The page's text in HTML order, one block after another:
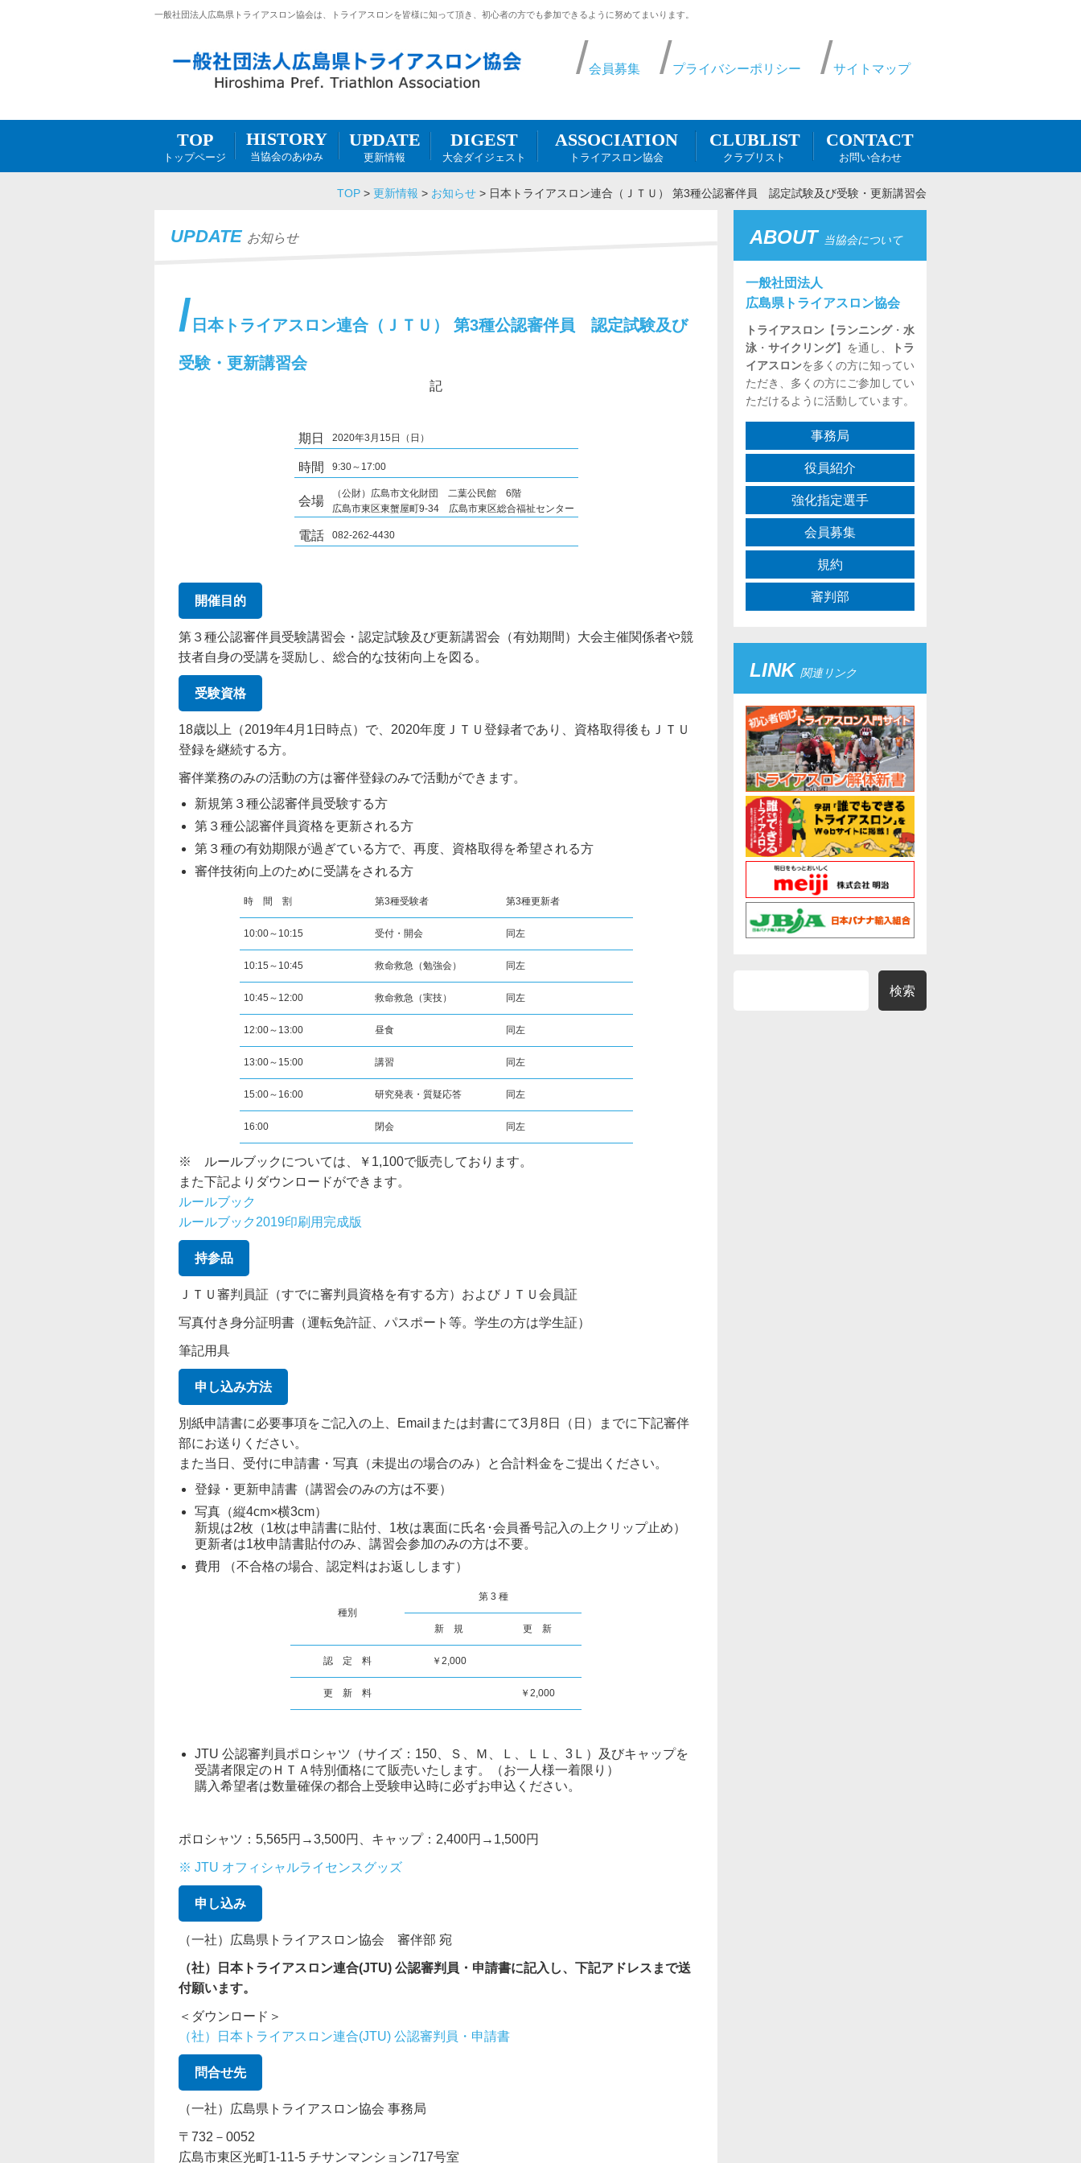
一般社団法人広島県トライアスロン協会は、トライアスロンを皆様に知って頂き、初心者の方でも参加できるように努めてまいります。
会員募集 プライバシーポリシー サイトマップ
TOP
トップページ
HISTORY
当協会のあゆみ
UPDATE
更新情報
DIGEST
大会ダイジェスト
ASSOCIATION
トライアスロン協会
CLUBLIST
クラブリスト
CONTACT
お問い合わせ
TOP > 更新情報 > お知らせ > 日本トライアスロン連合（ＪＴＵ） 第3種公認審伴員 認定試験及び受験・更新講習会
UPDATE お知らせ
日本トライアスロン連合（ＪＴＵ） 第3種公認審伴員 認定試験及び
受験・更新講習会
記
期日 2020年3月15日（日）
時間 9:30～17:00
会場
（公財）広島市文化財団 二葉公民館 6階
広島市東区東蟹屋町9-34 広島市東区総合福祉センター
電話 082-262-4430
開催目的
第３種公認審伴員受験講習会・認定試験及び更新講習会（有効期間）大会主催関係者や競
技者自身の受講を奨励し、総合的な技術向上を図る。
受験資格
18歳以上（2019年4月1日時点）で、2020年度ＪＴＵ登録者であり、資格取得後もＪＴＵ
登録を継続する方。
審伴業務のみの活動の方は審伴登録のみで活動ができます。
新規第３種公認審伴員受験する方
第３種公認審伴員資格を更新される方
第３種の有効期限が過ぎている方で、再度、資格取得を希望される方
審伴技術向上のために受講をされる方
時 間 割 第3種受験者 第3種更新者
10:00～10:15 受付・開会 同左
10:15～10:45 救命救急（勉強会） 同左
10:45～12:00 救命救急（実技） 同左
12:00～13:00 昼食 同左
13:00～15:00 講習 同左
15:00～16:00 研究発表・質疑応答 同左
16:00 閉会 同左
※ ルールブックについては、￥1,100で販売しております。
また下記よりダウンロードができます。
ルールブック
ルールブック2019印刷用完成版
持参品
ＪＴＵ審判員証（すでに審判員資格を有する方）およびＪＴＵ会員証
写真付き身分証明書（運転免許証、パスポート等。学生の方は学生証）
筆記用具
申し込み方法
別紙申請書に必要事項をご記入の上、Emailまたは封書にて3月8日（日）までに下記審伴
部にお送りください。
また当日、受付に申請書・写真（未提出の場合のみ）と合計料金をご提出ください。
登録・更新申請書（講習会のみの方は不要）
写真（縦4cm×横3cm）
新規は2枚（1枚は申請書に貼付、1枚は裏面に氏名･会員番号記入の上クリップ止め）
更新者は1枚申請書貼付のみ、講習会参加のみの方は不要。
費用 （不合格の場合、認定料はお返しします）
種別
第 3 種
新 規 更 新
認 定 料 ￥2,000
更 新 料 ￥2,000
JTU 公認審判員ポロシャツ（サイズ：150、Ｓ、Ｍ、Ｌ、ＬＬ、3Ｌ）及びキャップを
受講者限定のＨＴＡ特別価格にて販売いたします。（お一人様一着限り）
購入希望者は数量確保の都合上受験申込時に必ずお申込ください。
ポロシャツ：5,565円→3,500円、キャップ：2,400円→1,500円
※ JTU オフィシャルライセンスグッズ
申し込み
（一社）広島県トライアスロン協会 審伴部 宛
（社）日本トライアスロン連合(JTU) 公認審判員・申請書に記入し、 下記アドレスまで送
付願います。
＜ダウンロード＞
（社）日本トライアスロン連合(JTU) 公認審判員・申請書
問合せ先
（一社）広島県トライアスロン協会 事務局
〒732－0052
広島市東区光町1-11-5 チサンマンション717号室
ABOUT 当協会について
一般社団法人
広島県トライアスロン協会
トライアスロン 【ランニング・ 水
泳 ・ サイクリング】を通し、
トラ
イアスロンを多くの方に知ってい
ただき、多くの方にご参加してい
ただけるように活動しています。
事務局
役員紹介
強化指定選手
会員募集
規約
審判部
LINK 関連リンク